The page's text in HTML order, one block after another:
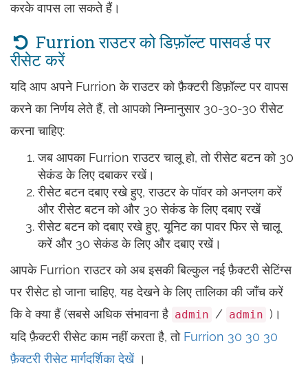
करके वापस ला सकते हैं।
Furrion राउटर को डिफ़ॉल्ट पासवर्ड पर
रीसेट करें
यदि आप अपने Furrion के राउटर को फ़ैक्टरी डिफ़ॉल्ट पर वापस
करने का निर्णय लेते हैं, तो आपको निम्नानुसार 30-30-30 रीसेट
करना चाहिए:
जब आपका Furrion राउटर चालू हो, तो रीसेट बटन को 30
सेकंड के लिए दबाकर रखें।
रीसेट बटन दबाए रखे हुए, राउटर के पॉवर को अनप्लग करें
और रीसेट बटन को और 30 सेकंड के लिए दबाए रखें
रीसेट बटन को दबाए रखे हुए, यूनिट का पावर फिर से चालू
करें और 30 सेकंड के लिए और दबाए रखें।
आपके Furrion राउटर को अब इसकी बिल्कुल नई फ़ैक्टरी सेटिंग्स
पर रीसेट हो जाना चाहिए, यह देखने के लिए तालिका की जाँच करें
कि वे क्या हैं (सबसे अधिक संभावना है admin / admin )।
यदि फ़ैक्टरी रीसेट काम नहीं करता है, तो Furrion 30 30 30
फ़ैक्टरी रीसेट मार्गदर्शिका देखें।